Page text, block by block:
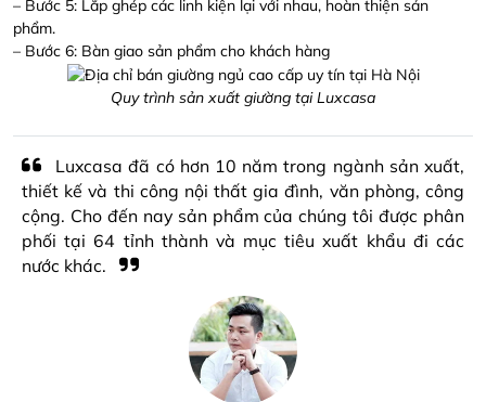
– Bước 5: Lắp ghép các linh kiện lại với nhau, hoàn thiện sản
phẩm.
– Bước 6: Bàn giao sản phẩm cho khách hàng
Quy trình sản xuất giường tại Luxcasa
Luxcasa đã có hơn 10 năm trong ngành sản xuất,
thiết kế và thi công nội thất gia đình, văn phòng, công
cộng. Cho đến nay sản phẩm của chúng tôi được phân
phối tại 64 tỉnh thành và mục tiêu xuất khẩu đi các
nước khác.